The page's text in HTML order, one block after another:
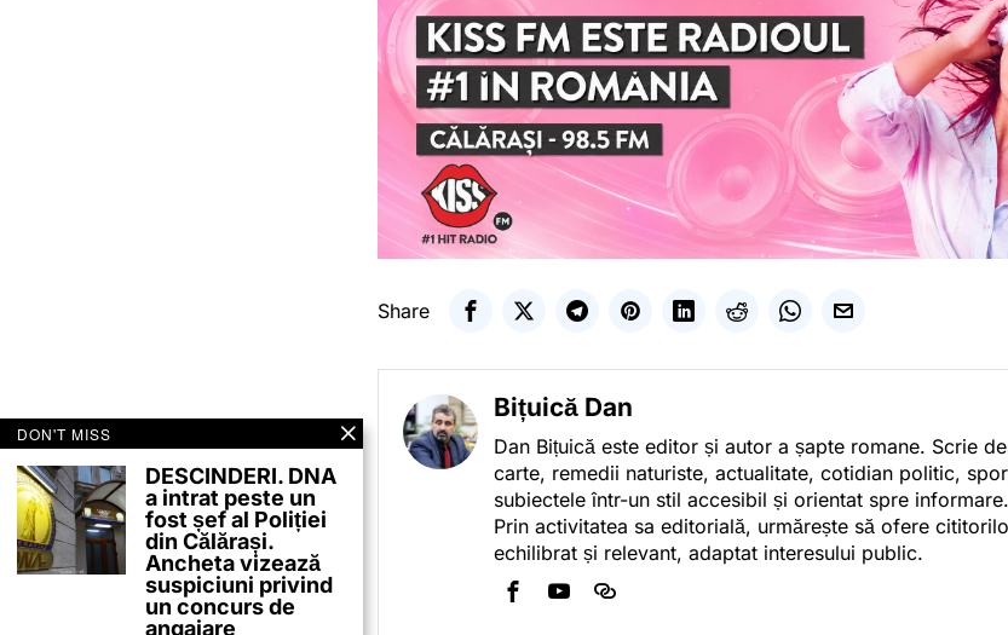
Share
Bițuică Dan
Dan Bițuică este editor și autor a șapte romane. Scrie
carte, remedii naturiste, actualitate, cotidian politic,
subiectele într-un stil accesibil și orientat spre informare.
Prin activitatea sa editorială, urmărește să ofere
echilibrat și relevant, adaptat interesului public.
DON'T MISS
DESCINDERI. DNA
a intrat peste un
fost șef al Poliției
din Călărași.
Ancheta vizează
suspiciuni privind
un concurs de
angajare